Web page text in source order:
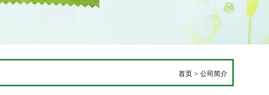
首页 > 公司简介